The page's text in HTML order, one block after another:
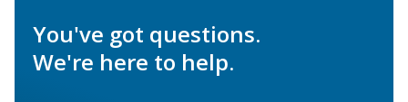
You've got questions.
We're here to help.